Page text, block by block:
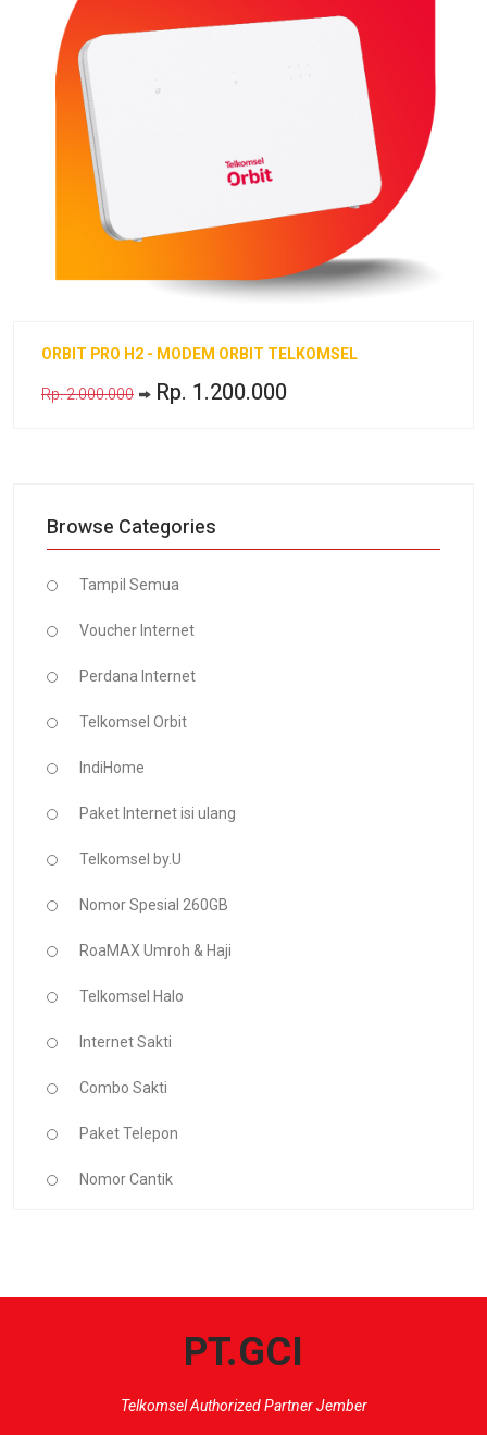
ORBIT PRO H2 - MODEM ORBIT TELKOMSEL
Rp. 2.000.000
Rp. 1.200.000
Browse Categories
Tampil Semua
Voucher Internet
Perdana Internet
Telkomsel Orbit
IndiHome
Paket Internet isi ulang
Telkomsel by.U
Nomor Spesial 260GB
RoaMAX Umroh & Haji
Telkomsel Halo
Internet Sakti
Combo Sakti
Paket Telepon
Nomor Cantik
PT.GCI
Telkomsel Authorized Partner Jember